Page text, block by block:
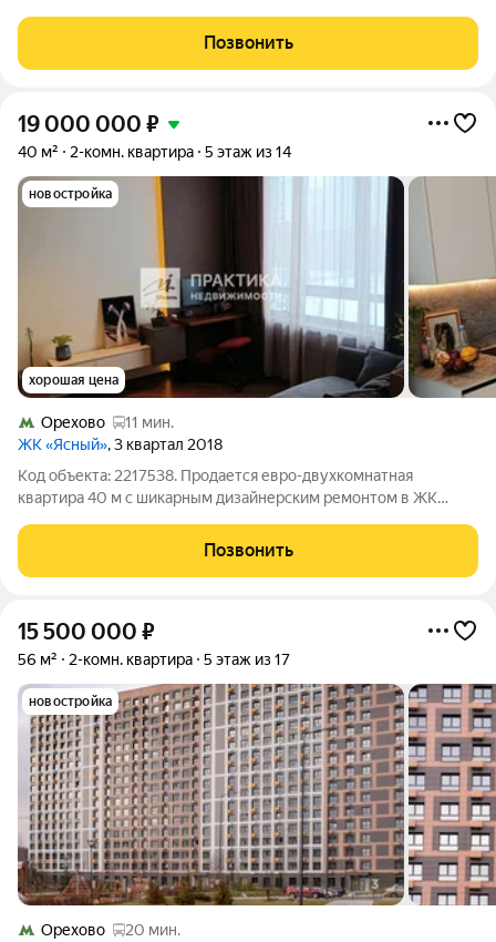
недвижимости: двухкомнатная квартира в посёлке Развилка,
Ленинский городской округ, Московская область. Квартира
Позвонить
19 000 000 ₽
40 м² 2-комн. квартира 5 этаж из 14
новостройка
хорошая цена
Орехово
11 мин.
ЖК «Ясный», 3 квартал 2018
Код объекта: 2217538. Продается евро-двухкомнатная
квартира 40 м с шикарным дизайнерским ремонтом в ЖК
Продуманная планировка включает отдельные зоны кухни,
гостиной, изолированная спальня с
Позвонить
15 500 000 ₽
56 м² 2-комн. квартира 5 этаж из 17
новостройка
Орехово
20 мин.